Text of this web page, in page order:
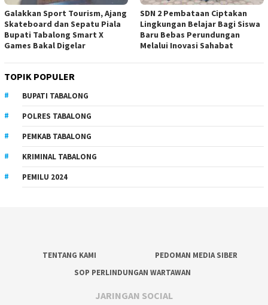
Galakkan Sport Tourism, Ajang
Skateboard dan Sepatu Piala
Bupati Tabalong Smart X
Games Bakal Digelar
SDN 2 Pembataan Ciptakan
Lingkungan Belajar Bagi Siswa
Baru Bebas Perundungan
Melalui Inovasi Sahabat
TOPIK POPULER
BUPATI TABALONG
POLRES TABALONG
PEMKAB TABALONG
KRIMINAL TABALONG
PEMILU 2024
TENTANG KAMI
PEDOMAN MEDIA SIBER
SOP PERLINDUNGAN WARTAWAN
JARINGAN SOCIAL